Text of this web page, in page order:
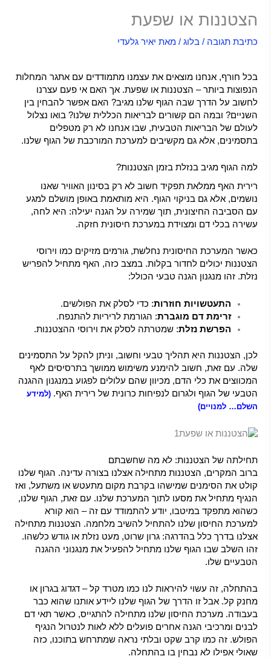
הצטננות או שפעת
כתיבת תגובה /בלוג / מאת יאיר גלעדי
בכל חורף, אנחנו מוצאים את עצמנו מתמודדים עם אתגר המחלות
הנפוצות ביותר – הצטננות או שפעת. אך האם אי פעם עצרנו
לחשוב על הדרך שבה הגוף שלנו מגיב? האם אפשר להבחין בין
השניים? ובמה הם קשורים לבריאות הכללית שלנו? בואו נצלול
לעולם של הבריאות הטבעית, שבו אנחנו לא רק מטפלים
בתסמינים, אלא גם מקשיבים למערכת המורכבת של הגוף שלנו.
למה הגוף מגיב בנזלת בזמן הצטננות?
רירית האף ממלאת תפקיד חשוב לא רק בסינון האוויר שאנו
נושמים, אלא גם בניקוי הגוף. היא מותאמת באופן מושלם למגע
עם הסביבה החיצונית, תוך שמירה על הגנה יעילה: היא לחה,
עשירה בכלי דם ומצוידת במערכת חיסונית חזקה.
כאשר המערכת החיסונית נחלשת, גורמים מזיקים כמו וירוסי
הצטננות יכולים לחדור בקלות. במצב כזה, האף מתחיל להפריש
נזלת. זהו מנגנון הגנה טבעי הכולל:
התעטשויות חוזרות: כדי לסלק את הפולשים.
זרימת דם מוגברת: הגורמת לריריות להתנפח.
הפרשת נזלת: שמטרתה לסלק את וירוסי ההצטננות.
לכן, הצטננות היא תהליך טבעי וחשוב, וניתן להקל על התסמינים
שלה. עם זאת, חשוב להימנע משימוש ממושך בתרסיסים לאף
המכווצים את כלי הדם, מכיוון שהם עלולים לפגוע במנגנון ההגנה
הטבעי של הגוף ולגרום לנפיחות כרונית של רירית האף.(למידע
השלם… למנויים)
תחילתה של הצטננות: לא מה שחשבתם
ברוב המקרים, הצטננות מתחילה אצלנו בצורה עדינה. הגוף שלנו
קולט את הסימנים שמישהו בקרבת מקום מתעטש או משתעל, ואז
הנגיף מתחיל את מסעו לתוך המערכת שלנו. עם זאת, הגוף שלנו,
כשהוא מתפקד במיטבו, יודע להתמודד עם זה – הוא קורא
למערכת החיסון שלנו להתחיל להשיב מלחמה. הצטננות מתחילה
אצלנו בדרך כלל בהדרגה: גרון שרוט, מעט נזלת או גודש כלשהו.
זהו השלב שבו הגוף שלנו מתחיל להפעיל את מנגנוני ההגנה
הטבעיים שלו.
בהתחלה, זה עשוי להיראות לנו כמו מטרד קל – דגדוג בגרון או
מחנק קל. אבל זו הדרך של הגוף שלנו ליידע אותנו שהוא כבר
בעבודה. מערכת החיסון שלנו מתחילה להתגייס, כאשר תאי דם
לבנים ומרכיבי הגנה אחרים פועלים ללא לאות לנטרול הנגיף
הפולש. זה כמו קרב שקט ובלתי נראה שמתרחש בתוכנו, כזה
שאולי אפילו לא נבחין בו בהתחלה.